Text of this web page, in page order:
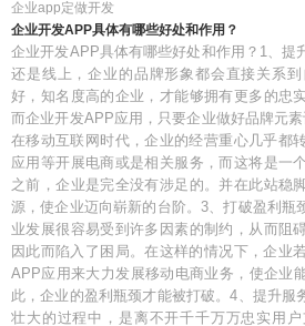
企业app定做开发
企业开发APP具体有哪些好处和作用？
企业开发APP具体有哪些好处和作用？1、提
还是线上，企业的品牌形象都会直接关系
好，知名度高的企业，才能够拥有更多的忠
而企业开发APP应用，只要企业做好品牌元
在移动互联网时代，企业的经营重心几乎都
应用等开展电商或是相关服务，而这将是一
之前，企业是完全没有涉足的。并在此站稳
源，使企业迈向崭新的台阶。3、打破盈利瓶
业发展很容易受到许多因素的制约，从而阻
因此而陷入了困局。在这样的情况下，企业
APP应用来大力发展移动电商业务，使企业
此，企业的盈利瓶颈才能被打破。4、提升服
壮大的过程中，是离不开千千万万忠实用